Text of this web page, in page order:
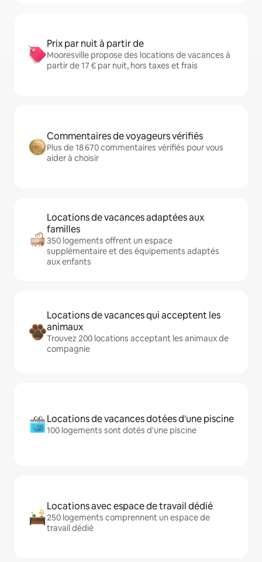
Prix par nuit à partir de
Mooresville propose des locations de vacances à
partir de 17 € par nuit, hors taxes et frais
Commentaires de voyageurs vérifiés
Plus de 18 670 commentaires vérifiés pour vous
aider à choisir
Locations de vacances adaptées aux
familles
350 logements offrent un espace
supplémentaire et des équipements adaptés
aux enfants
Locations de vacances qui acceptent les
animaux
Trouvez 200 locations acceptant les animaux de
compagnie
Locations de vacances dotées d'une piscine
100 logements sont dotés d'une piscine
Locations avec espace de travail dédié
250 logements comprennent un espace de
travail dédié